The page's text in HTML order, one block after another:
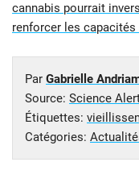
cannabis pourrait
renforcer les capacités
Par Gabrielle
Source: Science
Étiquettes:
Catégories: